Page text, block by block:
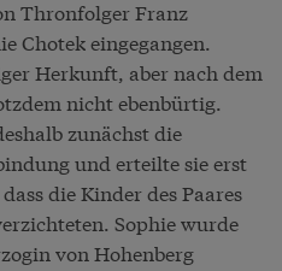
Thronfolger Franz
Chotek eingegangen.
Herkunft, aber nach dem
nicht ebenbürtig.
zunächst die
und erteilte sie erst
die Kinder des Paares
Sophie wurde
von Hohenberg